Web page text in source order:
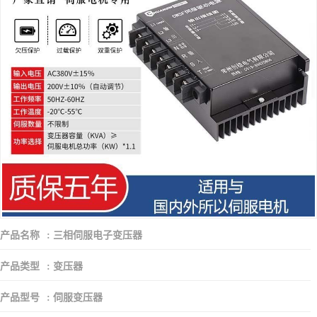
产品名称 : 三相伺服电子变压器
产品类型 : 变压器
产品型号 : 伺服变压器